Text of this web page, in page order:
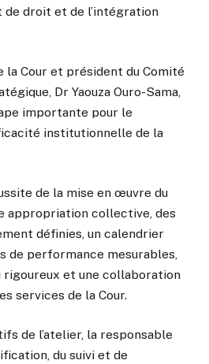
de droit et de l’intégration
Cour et président du Comité
Dr Yaouza Ouro-Sama,
importante pour le
institutionnelle de la
de la mise en œuvre du
appropriation collective, des
définies, un calendrier
de performance mesurables,
rigoureux et une collaboration
services de la Cour.
de l’atelier, la responsable
du suivi et de